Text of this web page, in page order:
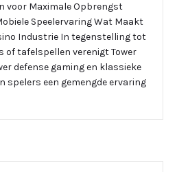
voor Maximale Opbrengst
Speelervaring Wat Maakt
Industrie In tegenstelling tot
of tafelspellen verenigt Tower
defense gaming en klassieke
spelers een gemengde ervaring